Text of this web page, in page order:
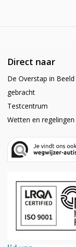
Direct naar
De Overstap in Beeld
gebracht
Testcentrum
Wetten en regelingen